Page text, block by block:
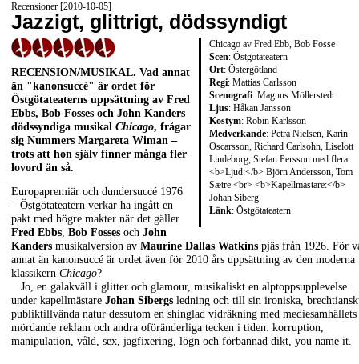
Recensioner [2010-10-05]
Jazzigt, glittrigt, dödssyndigt
Chicago av Fred Ebb, Bob Fosse
Scen: Östgötateatern
Ort: Östergötland
Regi: Mattias Carlsson
Scenografi: Magnus Möllerstedt
Ljus: Håkan Jansson
Kostym: Robin Karlsson
Medverkande: Petra Nielsen, Karin
Oscarsson, Richard Carlsohn, Liselott
Lindeborg, Stefan Persson med flera
<b>Ljud:</b> Björn Andersson, Tom
Sætre <br> <b>Kapellmästare:</b>
Johan Siberg
Länk: Östgötateatern
RECENSION/MUSIKAL. Vad annat
än "kanonsuccé" är ordet för
Östgötateaterns uppsättning av Fred
Ebbs, Bob Fosses och John Kanders
dödssyndiga musikal Chicago, frågar
sig Nummers Margareta Wiman –
trots att hon själv finner många fler
lovord än så.
Europapremiär och dundersuccé 1976
– Östgötateatern verkar ha ingått en
pakt med högre makter när det gäller
Fred Ebbs, Bob Fosses och John
Kanders musikalversion av Maurine Dallas Watkins pjäs från 1926. För
annat än kanonsuccé är ordet även för 2010 års uppsättning av den moderna
klassikern Chicago?
Jo, en galakväll i glitter och glamour, musikaliskt en alptoppsupplevelse
under kapellmästare Johan Sibergs ledning och till sin ironiska,
publiktillvända natur dessutom en shinglad vidräkning med mediesamhällets
mördande reklam och andra oföränderliga tecken i tiden: korruption,
manipulation, våld, sex, jagfixering, lögn och förbannad dikt, you name it.